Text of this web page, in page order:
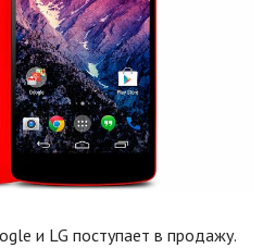
и LG поступает в продажу.